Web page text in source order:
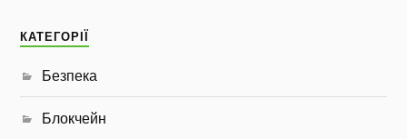
КАТЕГОРІЇ
Безпека
Блокчейн